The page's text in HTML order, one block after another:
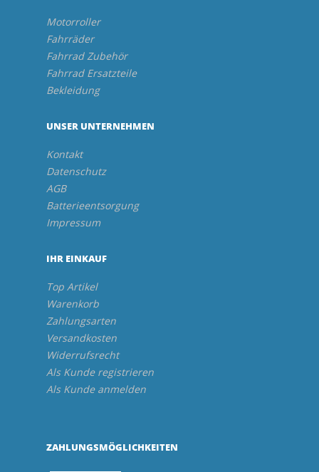
Motorroller
Fahrräder
Fahrrad Zubehör
Fahrrad Ersatzteile
Bekleidung
UNSER UNTERNEHMEN
Kontakt
Datenschutz
AGB
Batterieentsorgung
Impressum
IHR EINKAUF
Top Artikel
Warenkorb
Zahlungsarten
Versandkosten
Widerrufsrecht
Als Kunde registrieren
Als Kunde anmelden
ZAHLUNGSMÖGLICHKEITEN